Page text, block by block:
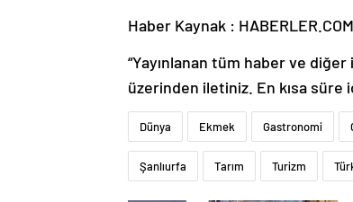
Haber Kaynak : HABERLER.COM
“Yayınlanan tüm haber ve
üzerinden iletiniz. En kısa süre
Dünya Ekmek Gastronomi
Şanlıurfa Tarım Turizm